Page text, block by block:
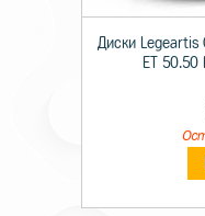
Диски Legeartis
ET 50.50